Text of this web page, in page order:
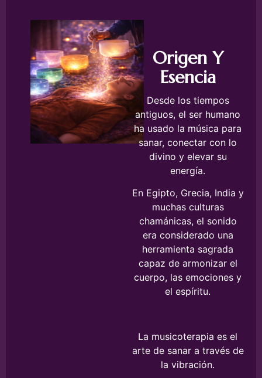
Origen Y
Esencia
Desde los tiempos
antiguos, el ser humano
ha usado la música para
sanar, conectar con lo
divino y elevar su
energía.
En Egipto, Grecia, India y
muchas culturas
chamánicas, el sonido
era considerado una
herramienta sagrada
capaz de armonizar el
cuerpo, las emociones y
el espíritu.
La musicoterapia es el
arte de sanar a través de
la vibración.